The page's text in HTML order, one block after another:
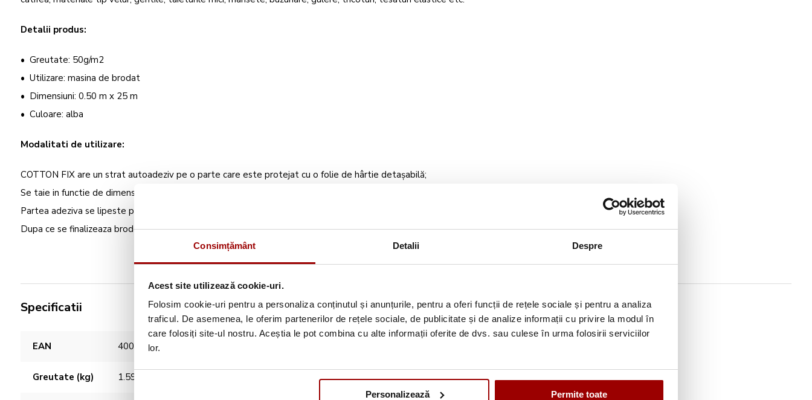
Consimțământ Detalii Despre
Acest site utilizează cookie-uri.
Folosim cookie-uri pentru a personaliza conținutul și anunțurile, pentru a oferi funcții de rețele sociale și pentru a analiza
traficul. De asemenea, le oferim partenerilor de rețele sociale, de publicitate și de analize informații cu privire la modul în
care folosiți site-ul nostru. Aceștia le pot combina cu alte informații oferite de dvs. sau culese în urma folosirii serviciilor
lor.
Personalizează Permite toate
Detalii produs:
• Greutate: 50g/m2
• Utilizare: masina de brodat
• Dimensiuni: 0.50 m x 25 m
• Culoare: alba
Modalitati de utilizare:
COTTON FIX are un strat autoadeziv pe o parte care este protejat cu o folie de hârtie detașabilă;
Se taie in functie de dimensiunile gherghefului si de dimensiunile broderiei;
Partea adeziva se lipeste pe spatele materialului pentru a mentine tesatura intr-o pozitie fixa;
Dupa ce se finalizeaza broderia surplusul de insertie poate fi indepartat usor prin rupere;
Specificatii
EAN
4003760994189
Greutate (kg) 1.59